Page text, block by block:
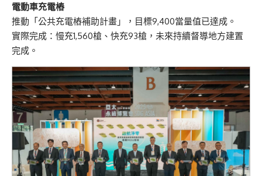
電動車充電樁
推動「公共充電樁補助計畫」，目標9,400當量值已達成。
實際完成：慢充1,560槍、快充93槍，未來持續督導地方建置
完成。